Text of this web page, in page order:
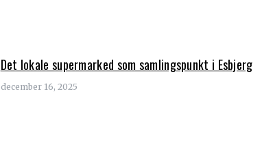
Det lokale supermarked som samlingspunkt i Esbjerg
december 16, 2025